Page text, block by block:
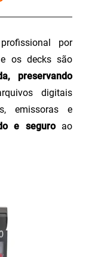
por
os decks são
preservando
digitais
emissoras e
e seguroao